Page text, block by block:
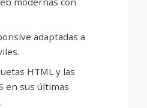
adaptadas a
HTML y las
en sus últimas